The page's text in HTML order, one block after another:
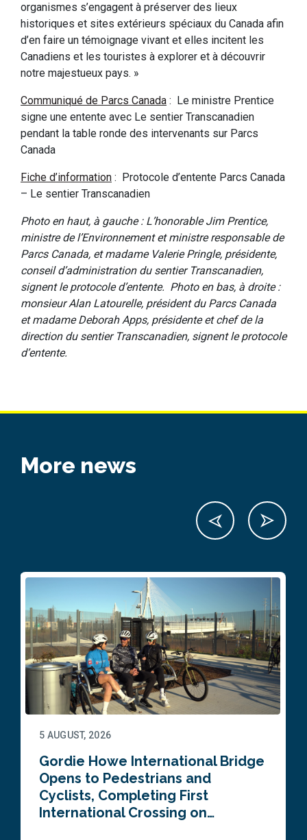
organismes s’engagent à préserver des lieux
historiques et sites extérieurs spéciaux du Canada afin
d’en faire un témoignage vivant et elles incitent les
Canadiens et les touristes à explorer et à découvrir
notre majestueux pays. »
Communiqué de Parcs Canada : Le ministre Prentice
signe une entente avec Le sentier Transcanadien
pendant la table ronde des intervenants sur Parcs
Canada
Fiche d’information : Protocole d’entente Parcs Canada
– Le sentier Transcanadien
Photo en haut, à gauche : L’honorable Jim Prentice,
ministre de l’Environnement et ministre responsable de
Parcs Canada, et madame Valerie Pringle, présidente,
conseil d’administration du sentier Transcanadien,
signent le protocole d’entente. Photo en bas, à droite :
monsieur Alan Latourelle, président du Parcs Canada
et madame Deborah Apps, présidente et chef de la
direction du sentier Transcanadien, signent le protocole
d’entente.
More news
5 AUGUST, 2026
Gordie Howe International Bridge
Opens to Pedestrians and
Cyclists, Completing First
International Crossing on…